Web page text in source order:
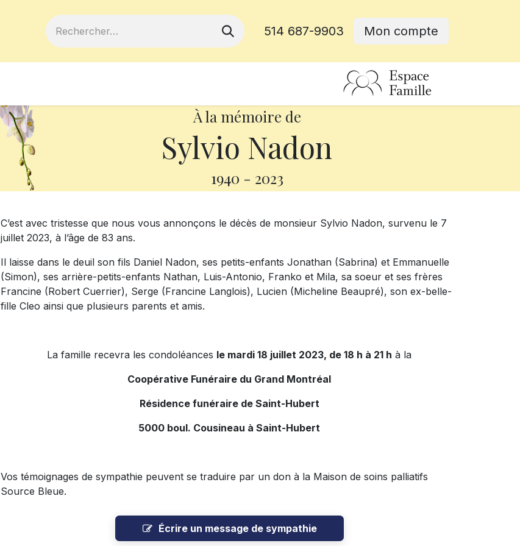
514 687-9903 Mon compte
À la mémoire de
Sylvio Nadon
1940 - 2023
C’est avec tristesse que nous vous annonçons le décès de monsieur Sylvio Nadon, survenu le 7
juillet 2023, à l’âge de 83 ans.
Il laisse dans le deuil son fils Daniel Nadon, ses petits-enfants Jonathan (Sabrina) et Emmanuelle
(Simon), ses arrière-petits-enfants Nathan, Luis-Antonio, Franko et Mila, sa soeur et ses frères
Francine (Robert Cuerrier), Serge (Francine Langlois), Lucien (Micheline Beaupré), son ex-belle-
fille Cleo ainsi que plusieurs parents et amis.
La famille recevra les condoléances le mardi 18 juillet 2023, de 18 h à 21 h à la
Coopérative Funéraire du Grand Montréal
Résidence funéraire de Saint-Hubert
5000 boul. Cousineau à Saint-Hubert
Vos témoignages de sympathie peuvent se traduire par un don à la Maison de soins palliatifs
Source Bleue.
Écrire un message de sympathie